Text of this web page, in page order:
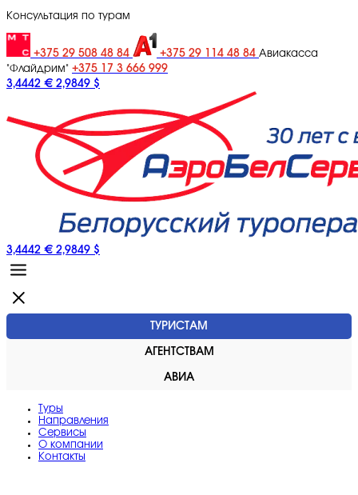
Консультация по турам
+375 29 508 48 84 +375 29 114 48 84 Авиакасса
"Флайдрим" +375 17 3 666 999
3,4442 € 2,9849 $
3,4442 € 2,9849 $
ТУРИСТАМ
АГЕНТСТВАМ
АВИА
Туры
Направления
Сервисы
O компании
Контакты